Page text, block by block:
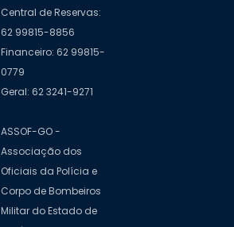
Central de Reservas:
62 99815-8856
Financeiro: 62 99815-
0779
Geral: 62 3241-9271
ASSOF-GO -
Associação dos
Oficiais da Polícia e
Corpo de Bombeiros
Militar do Estado de